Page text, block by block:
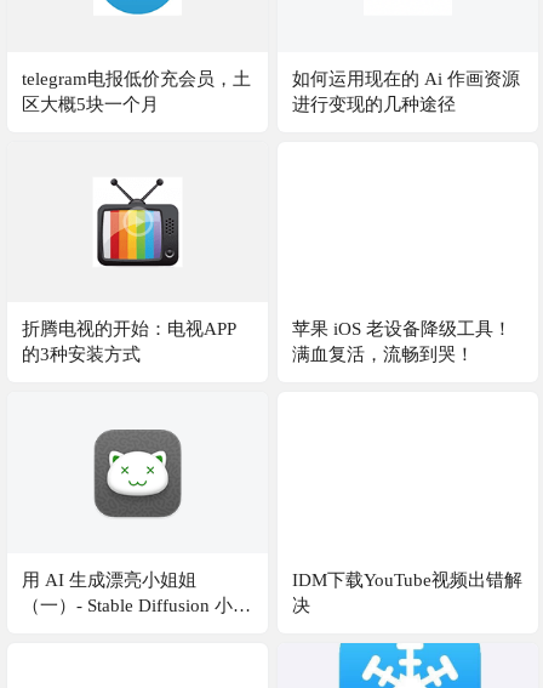
telegram电报低价充会员，土
区大概5块一个月
如何运用现在的 Ai 作画资源
进行变现的几种途径
折腾电视的开始：电视APP
的3种安装方式
苹果 iOS 老设备降级工具！
满血复活，流畅到哭！
用 AI 生成漂亮小姐姐
（一）- Stable Diffusion 小白
IDM下载YouTube视频出错解
决